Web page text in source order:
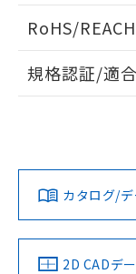
タイムチャート
A: 30mm以上、
検出物体の大きさ
ドすることが
ダウンロードデー
みください。
ソフトウェアの使用
RoHS/
E2E-X5E15 2Mの
こ
規格認証/適
LR型式承認
（イギリス
船舶規格）
カタログ/
2D CADデ